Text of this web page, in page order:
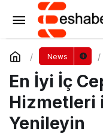
News
En İyi İç
Hizmetleri
Yenileyin
Sinop
Yollarında
Yorum Yap